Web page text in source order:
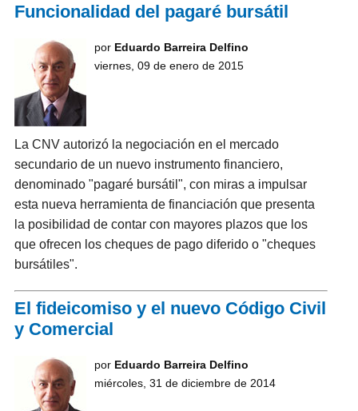
Funcionalidad del pagaré bursátil
por Eduardo Barreira Delfino
viernes, 09 de enero de 2015
La CNV autorizó la negociación en el mercado
secundario de un nuevo instrumento financiero,
denominado "pagaré bursátil", con miras a impulsar
esta nueva herramienta de financiación que presenta
la posibilidad de contar con mayores plazos que los
que ofrecen los cheques de pago diferido o "cheques
bursátiles".
El fideicomiso y el nuevo Código Civil
y Comercial
por Eduardo Barreira Delfino
miércoles, 31 de diciembre de 2014